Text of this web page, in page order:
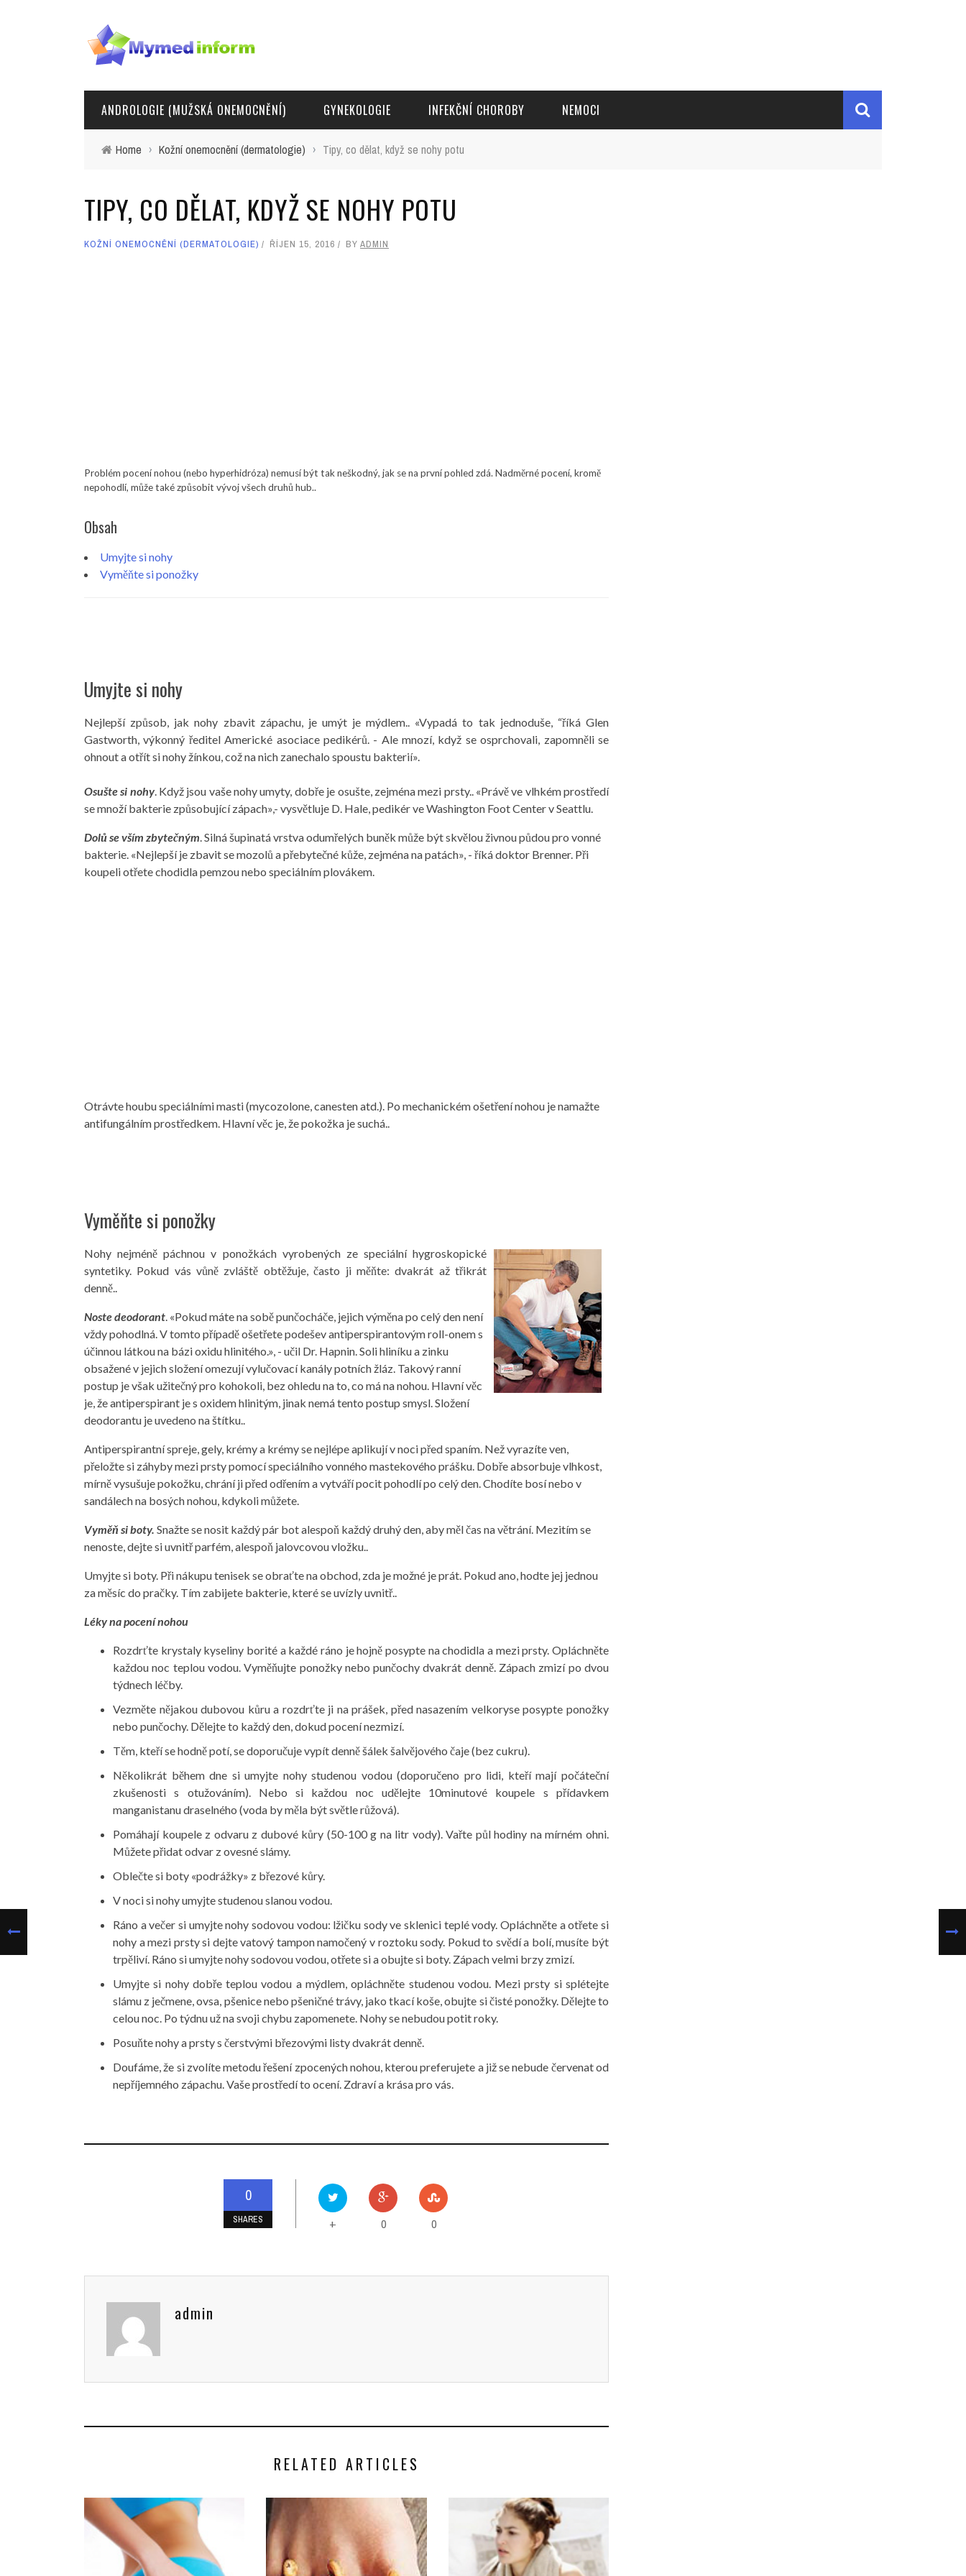
ANDROLOGIE (MUŽSKÁ ONEMOCNĚNÍ) GYNEKOLOGIE INFEKČNÍ CHOROBY NEMOCI
Home › Kožní onemocnění (dermatologie) › Tipy, co dělat, když se nohy potu
TIPY, CO DĚLAT, KDYŽ SE NOHY POTU
KOŽNÍ ONEMOCNĚNÍ (DERMATOLOGIE) ŘÍJEN 15, 2016 BY ADMIN
Problém pocení nohou (nebo hyperhidróza) nemusí být tak neškodný, jak se na první pohled zdá. Nadměrné pocení, kromě
nepohodlí, může také způsobit vývoj všech druhů hub..
Obsah
Umyjte si nohy
Vyměňte si ponožky
Umyjte si nohy
Nejlepší způsob, jak nohy zbavit zápachu, je umýt je mýdlem.. «Vypadá to tak jednoduše, “říká Glen
Gastworth, výkonný ředitel Americké asociace pedikérů. - Ale mnozí, když se osprchovali, zapomněli se
ohnout a otřít si nohy žínkou, což na nich zanechalo spoustu bakterií».
Osušte si nohy. Když jsou vaše nohy umyty, dobře je osušte, zejména mezi prsty.. «Právě ve vlhkém prostředí
se množí bakterie způsobující zápach»,- vysvětluje D. Hale, pedikér ve Washington Foot Center v Seattlu.
Dolů se vším zbytečným. Silná šupinatá vrstva odumřelých buněk může být skvělou živnou půdou pro vonné
bakterie. «Nejlepší je zbavit se mozolů a přebytečné kůže, zejména na patách», - říká doktor Brenner. Při
koupeli otřete chodidla pemzou nebo speciálním plovákem.
Otrávte houbu speciálními masti (mycozolone, canesten atd.). Po mechanickém ošetření nohou je namažte
antifungálním prostředkem. Hlavní věc je, že pokožka je suchá..
Vyměňte si ponožky
Nohy nejméně páchnou v ponožkách vyrobených ze speciální hygroskopické
syntetiky. Pokud vás vůně zvláště obtěžuje, často ji měňte: dvakrát až třikrát
denně..
Noste deodorant. «Pokud máte na sobě punčocháče, jejich výměna po celý den není
vždy pohodlná. V tomto případě ošetřete podešev antiperspirantovým roll-onem s
účinnou látkou na bázi oxidu hlinitého.», - učil Dr. Hapnin. Soli hliníku a zinku
obsažené v jejich složení omezují vylučovací kanály potních žláz. Takový ranní
postup je však užitečný pro kohokoli, bez ohledu na to, co má na nohou. Hlavní věc
je, že antiperspirant je s oxidem hlinitým, jinak nemá tento postup smysl. Složení
deodorantu je uvedeno na štítku..
Antiperspirantní spreje, gely, krémy a krémy se nejlépe aplikují v noci před spaním. Než vyrazíte ven,
přeložte si záhyby mezi prsty pomocí speciálního vonného mastekového prášku. Dobře absorbuje vlhkost,
mírně vysušuje pokožku, chrání ji před odřením a vytváří pocit pohodlí po celý den. Chodíte bosí nebo v
sandálech na bosých nohou, kdykoli můžete.
Vyměň si boty. Snažte se nosit každý pár bot alespoň každý druhý den, aby měl čas na větrání. Mezitím se
nenoste, dejte si uvnitř parfém, alespoň jalovcovou vložku..
Umyjte si boty. Při nákupu tenisek se obraťte na obchod, zda je možné je prát. Pokud ano, hodte jej jednou
za měsíc do pračky. Tím zabijete bakterie, které se uvízly uvnitř..
Léky na pocení nohou
Rozdrťte krystaly kyseliny borité a každé ráno je hojně posypte na chodidla a mezi prsty. Opláchněte
každou noc teplou vodou. Vyměňujte ponožky nebo punčochy dvakrát denně. Zápach zmizí po dvou
týdnech léčby.
Vezměte nějakou dubovou kůru a rozdrťte ji na prášek, před nasazením velkoryse posypte ponožky
nebo punčochy. Dělejte to každý den, dokud pocení nezmizí.
Těm, kteří se hodně potí, se doporučuje vypít denně šálek šalvějového čaje (bez cukru).
Několikrát během dne si umyjte nohy studenou vodou (doporučeno pro lidi, kteří mají počáteční
zkušenosti s otužováním). Nebo si každou noc udělejte 10minutové koupele s přídavkem
manganistanu draselného (voda by měla být světle růžová).
Pomáhají koupele z odvaru z dubové kůry (50-100 g na litr vody). Vařte půl hodiny na mírném ohni.
Můžete přidat odvar z ovesné slámy.
Oblečte si boty «podrážky» z březové kůry.
V noci si nohy umyjte studenou slanou vodou.
Ráno a večer si umyjte nohy sodovou vodou: lžičku sody ve sklenici teplé vody. Opláchněte a otřete si
nohy a mezi prsty si dejte vatový tampon namočený v roztoku sody. Pokud to svědí a bolí, musíte být
trpěliví. Ráno si umyjte nohy sodovou vodou, otřete si a obujte si boty. Zápach velmi brzy zmizí.
Umyjte si nohy dobře teplou vodou a mýdlem, opláchněte studenou vodou. Mezi prsty si splétejte
slámu z ječmene, ovsa, pšenice nebo pšeničné trávy, jako tkací koše, obujte si čisté ponožky. Dělejte to
celou noc. Po týdnu už na svoji chybu zapomenete. Nohy se nebudou potit roky.
Posuňte nohy a prsty s čerstvými březovými listy dvakrát denně.
Doufáme, že si zvolíte metodu řešení zpocených nohou, kterou preferujete a již se nebude červenat od
nepříjemného zápachu. Vaše prostředí to ocení. Zdraví a krása pro vás.
0
SHARES + 0 0
admin
RELATED ARTICLES